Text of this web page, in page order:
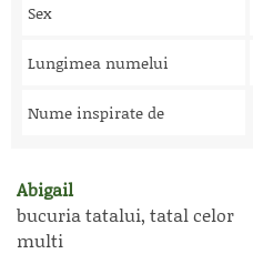
Sex
Lungimea numelui
Nume inspirate de
Abigail
bucuria tatalui, tatal celor
multi